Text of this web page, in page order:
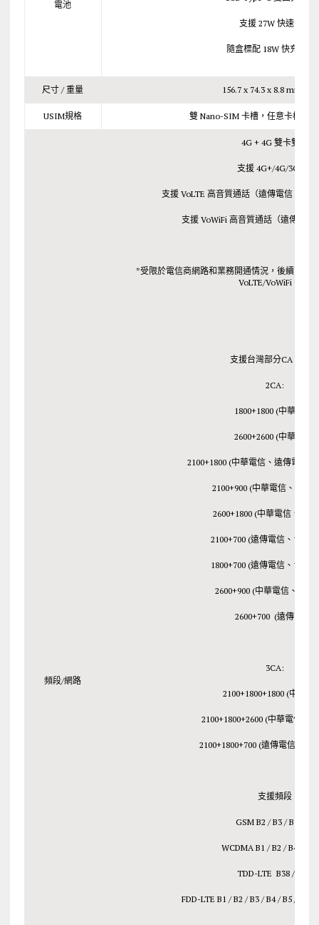
電池
支援 27W 快速充電
隨盒標配 18W 快充充電
尺寸 / 重量 156.7 x 74.3 x 8.8 mm /
USIM規格 雙 Nano-SIM 卡槽，任意卡槽均
頻段/網路
4G + 4G 雙卡雙待
支援 4G+/4G/3G/2G
支援 VoLTE 高音質通話（遠傳電信、台
支援 VoWiFi 高音質通話（遠傳電信
*受限於電信商網路和業務開通情況，後續可透
VoLTE/VoWiFi 需求
支援台灣部分CA 組合
2CA:
1800+1800 (中華電信)
2600+2600 (中華電信)
2100+1800 (中華電信、遠傳電信
2100+900 (中華電信、遠傳
2600+1800 (中華電信、遠
2100+700 (遠傳電信、台灣
1800+700 (遠傳電信、台灣
2600+900 (中華電信、台灣
2600+700 (遠傳電信)
3CA:
2100+1800+1800 (中華電
2100+1800+2600 (中華電信、
2100+1800+700 (遠傳電信、台
支援頻段
GSM B2 / B3 / B5 / B8
WCDMA B1 / B2 / B4 / B5/
TDD-LTE B38 / B40
FDD-LTE B1 / B2 / B3 / B4 / B5 / B7 /